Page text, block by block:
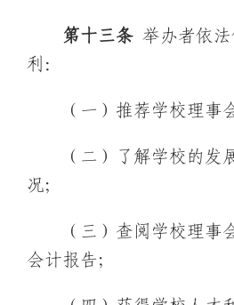
第十三条 举办者依
利：
（一）推荐学校理事
（二）了解学校的发
况；
（三）查阅学校理事
会计报告；